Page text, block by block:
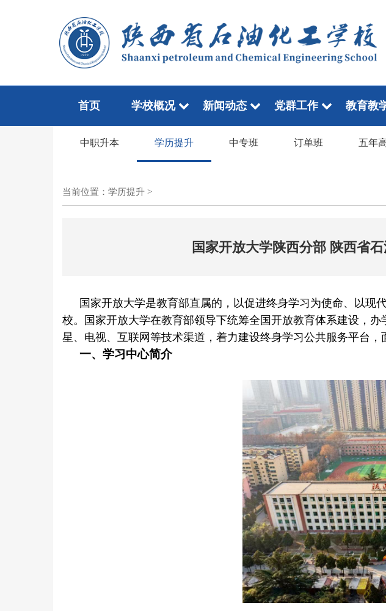
首页 学校概况 新闻动态 党群工作 教育教
中职升本 学历提升 中专班 订单班 五年
当前位置： 学历提升 >
国家开放大学陕西分部 陕西省
国家开放大学是教育部直属的，以促进终身学习为使命、以现
校。国家开放大学在教育部领导下统筹全国开放教育体系建设，
星、电视、互联网等技术渠道，着力建设终身学习公共服务平台
一、学习中心简介